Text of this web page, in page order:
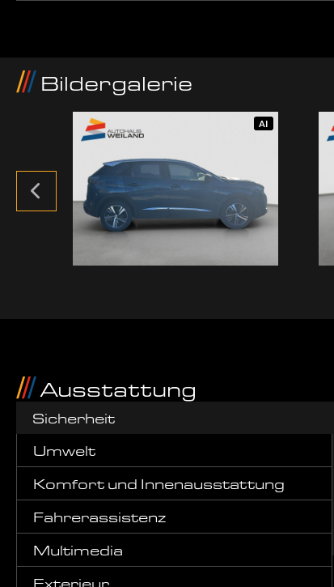
Bildergalerie
AI
Ausstattung
Sicherheit
Umwelt
Komfort und Innenausstattung
Fahrerassistenz
Multimedia
Exterieur